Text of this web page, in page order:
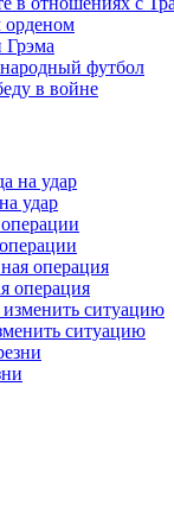
орденом
Грэма
футбол
в войне
удар
операция
ситуацию